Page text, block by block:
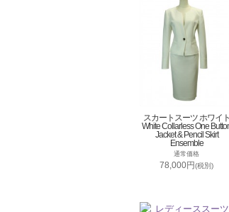
スカートスーツ ホワイト
White Collarless One
Jacket & Pencil Skirt
Ensemble
通常価格
78,000円(税別)